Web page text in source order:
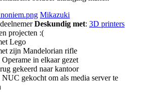
Mikazuki
Deskundig met: 3D printers
projecten :(
Lego
zijn Mandelorian rifle
in elkaar gezet
gekeerd naar kantoor
NUC gekocht om als media server te